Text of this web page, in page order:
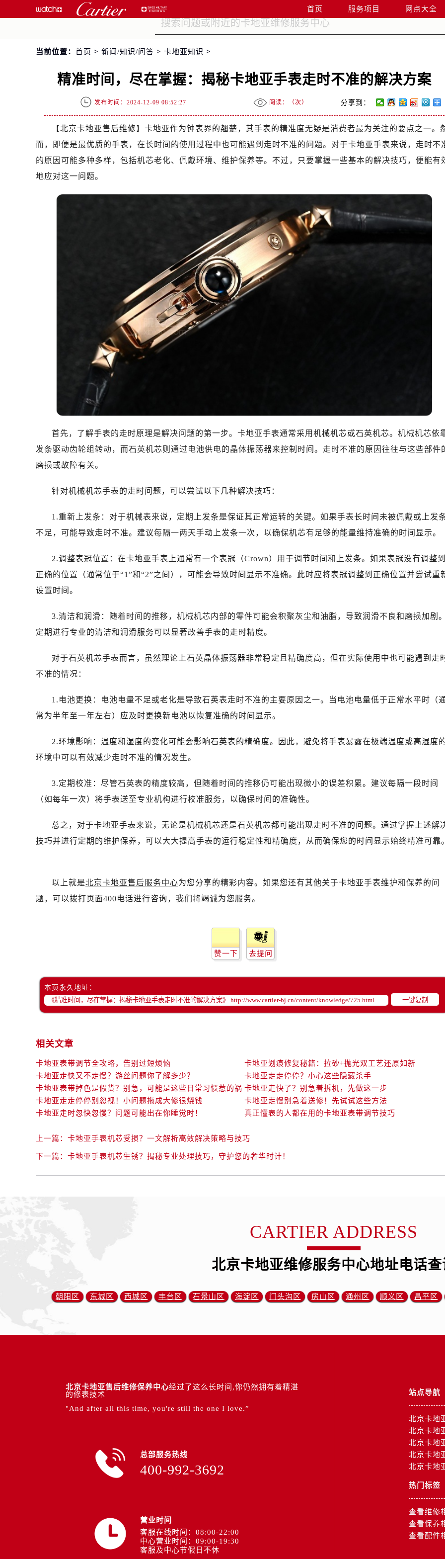
首页 服务项目 网点大全
当前位置： 首页 > 新闻/知识/问答 > 卡地亚知识 >
精准时间，尽在掌握：揭秘卡地亚手表走时不准的解决方案
发布时间：2024-12-09 08:52:27 阅读：（次） 分享到：
【北京卡地亚售后维修】卡地亚作为钟表界的翘楚，其手表的精准度无疑是消费者最为关注的要点之一。
而，即便是最优质的手表，在长时间的使用过程中也可能遇到走时不准的问题。对于卡地亚手表来说，走时不
的原因可能多种多样，包括机芯老化、佩戴环境、维护保养等。不过，只要掌握一些基本的解决技巧，便能有
地应对这一问题。
首先，了解手表的走时原理是解决问题的第一步。卡地亚手表通常采用机械机芯或石英机芯。机械机芯依
发条驱动齿轮组转动，而石英机芯则通过电池供电的晶体振荡器来控制时间。走时不准的原因往往与这些部件
磨损或故障有关。
针对机械机芯手表的走时问题，可以尝试以下几种解决技巧：
1.重新上发条：对于机械表来说，定期上发条是保证其正常运转的关键。如果手表长时间未被佩戴或上发
不足，可能导致走时不准。建议每隔一两天手动上发条一次，以确保机芯有足够的能量维持准确的时间显示。
2.调整表冠位置：在卡地亚手表上通常有一个表冠（Crown）用于调节时间和上发条。如果表冠没有调整到
正确的位置（通常位于“1”和“2”之间），可能会导致时间显示不准确。此时应将表冠调整到正确位置并尝试重
设置时间。
3.清洁和润滑：随着时间的推移，机械机芯内部的零件可能会积聚灰尘和油脂，导致润滑不良和磨损加剧。
定期进行专业的清洁和润滑服务可以显著改善手表的走时精度。
对于石英机芯手表而言，虽然理论上石英晶体振荡器非常稳定且精确度高，但在实际使用中也可能遇到走
不准的情况：
1.电池更换：电池电量不足或老化是导致石英表走时不准的主要原因之一。当电池电量低于正常水平时（
常为半年至一年左右）应及时更换新电池以恢复准确的时间显示。
2.环境影响：温度和湿度的变化可能会影响石英表的精确度。因此，避免将手表暴露在极端温度或高湿度
环境中可以有效减少走时不准的情况发生。
3.定期校准：尽管石英表的精度较高，但随着时间的推移仍可能出现微小的误差积累。建议每隔一段时间
（如每年一次）将手表送至专业机构进行校准服务，以确保时间的准确性。
总之，对于卡地亚手表来说，无论是机械机芯还是石英机芯都可能出现走时不准的问题。通过掌握上述解
技巧并进行定期的维护保养，可以大大提高手表的运行稳定性和精确度，从而确保您的时间显示始终精准可靠。
以上就是北京卡地亚售后服务中心为您分享的精彩内容。如果您还有其他关于卡地亚手表维护和保养的问
题，可以拨打页面400电话进行咨询，我们将竭诚为您服务。
赞一下 去提问
本页永久地址：
一键复制
相关文章
卡地亚表带调节全攻略，告别过短烦恼
卡地亚划痕修复秘籍：拉砂+抛光双工艺还原如新
卡地亚走快又不走慢？游丝问题你了解多少？
卡地亚走走停停？小心这些隐藏杀手
卡地亚表带掉色是假货？别急，可能是这些日常习惯惹的祸 卡地亚走快了？别急着拆机，先做这一步
卡地亚走走停停别忽视！小问题拖成大修很烧钱
卡地亚走慢别急着送修！先试试这些方法
卡地亚走时忽快忽慢？问题可能出在你睡觉时！
真正懂表的人都在用的卡地亚表带调节技巧
上一篇： 卡地亚手表机芯受损？一文解析高效解决策略与技巧
下一篇： 卡地亚手表机芯生锈？揭秘专业处理技巧，守护您的奢华时计！
CARTIER ADDRESS
北京卡地亚维修服务中心地址电话查
朝阳区 东城区 西城区 丰台区 石景山区 海淀区 门头沟区 房山区 通州区 顺义区 昌平区
北京卡地亚售后维修保养中心经过了这么长时间,你仍然拥有着精湛
的修表技术
"And after all this time, you're still the one I love.”
总部服务热线
400-992-3692
营业时间
客服在线时间：08:00-22:00
中心营业时间：09:00-19:30
客服及中心节假日不休
站点导航
北京卡地
北京卡地
北京卡地
北京卡地
北京卡地
热门标签
查看维修
查看保养
查看配件